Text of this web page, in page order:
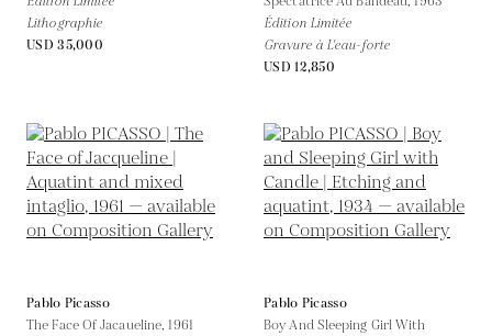
Lithographie
USD 35,000
Édition Limitée
Gravure à L'eau-forte
USD 12,850
Pablo Picasso
The Face Of Jacaueline,1961
Pablo Picasso
Boy And Sleeping Girl With